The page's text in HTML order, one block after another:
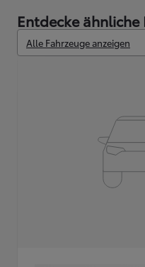
Entdecke ähnliche
Alle Fahrzeuge anzeigen